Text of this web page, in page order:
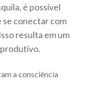
é possível
se conectar com
resulta em um
a consciência